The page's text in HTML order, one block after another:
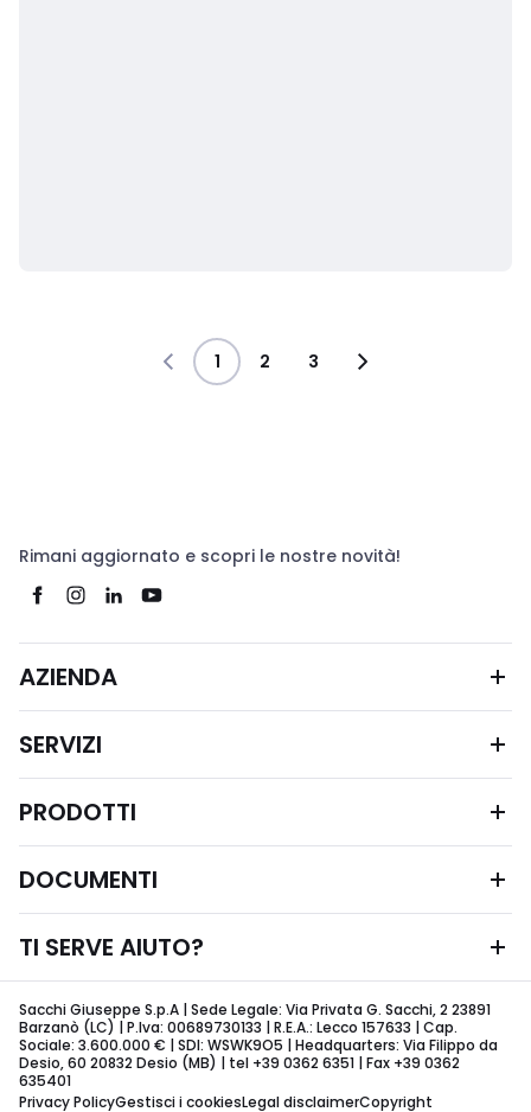
1 2 3
Rimani aggiornato e scopri le nostre novità!
AZIENDA
SERVIZI
PRODOTTI
DOCUMENTI
TI SERVE AIUTO?
Sacchi Giuseppe S.p.A | Sede Legale: Via Privata G. Sacchi, 2 23891
Barzanò (LC) | P.Iva: 00689730133 | R.E.A.: Lecco 157633 | Cap.
Sociale: 3.600.000 € | SDI: WSWK9O5 | Headquarters: Via Filippo da
Desio, 60 20832 Desio (MB) | tel +39 0362 6351 | Fax +39 0362
635401
Privacy PolicyGestisci i cookiesLegal disclaimerCopyright